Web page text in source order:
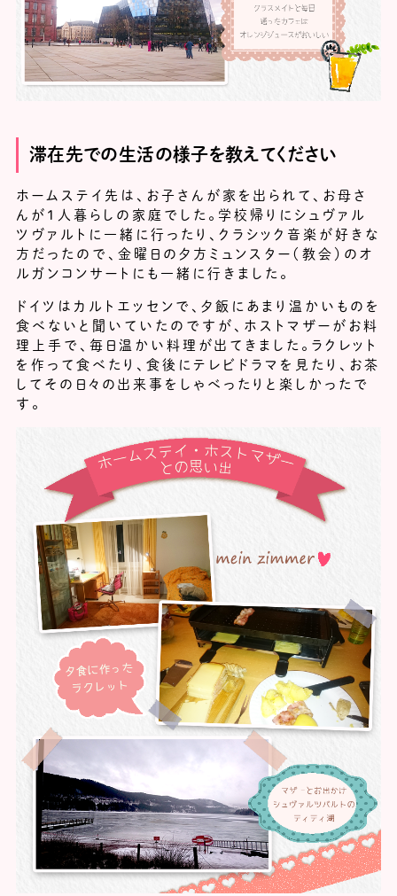
滞在先での生活の様子を教えてください
ホームステイ先は、お子さんが家を出られて、お母さ
んが1人暮らしの家庭でした。学校帰りにシュヴァル
ツヴァルトに一緒に行ったり、クラシック音楽が好きな
方だったので、金曜日の夕方ミュンスター（教会）のオ
ルガンコンサートにも一緒に行きました。
ドイツはカルトエッセンで、夕飯にあまり温かいものを
食べないと聞いていたのですが、ホストマザーがお料
理上手で、毎日温かい料理が出てきました。ラクレット
を作って食べたり、食後にテレビドラマを見たり、お茶
してその日々の出来事をしゃべったりと楽しかったで
す。